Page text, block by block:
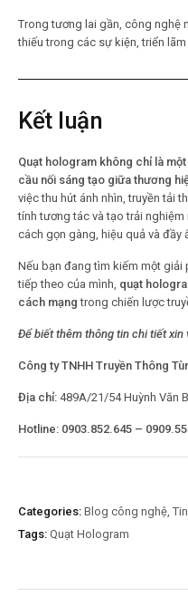
Trong tương lai gần, công nghệ
thiếu trong các sự kiện, triển
Kết luận
Quạt hologram không chỉ là
cầu nối sáng tạo giữa thương
việc thu hút ánh nhìn, truyền tải
tính tương tác và tạo trải
cách gọn gàng, hiệu quả và đầy
Nếu bạn đang tìm kiếm một
tiếp theo của mình, quạt
cách mạng trong chiến lược
Để biết thêm thông tin chi tiết xin
Công ty TNHH Truyền Thông
Địa chỉ: 489A/21/54 Huỳnh Văn
Hotline: 0903.852.645 –
Categories: Blog công nghệ
Tags: Quạt Hologram